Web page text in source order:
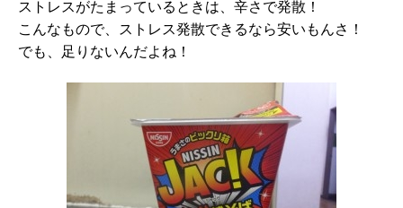
ストレスがたまっているときは、辛さで発散！
こんなもので、ストレス発散できるなら安いもんさ！
でも、足りないんだよね！